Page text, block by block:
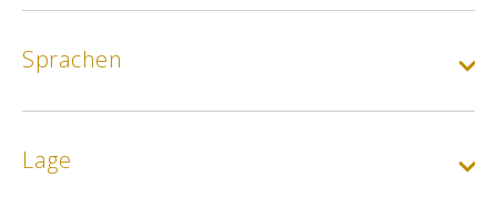
Thematischer Besuch mit pädagogischem Workshop
Sprachen
Lage